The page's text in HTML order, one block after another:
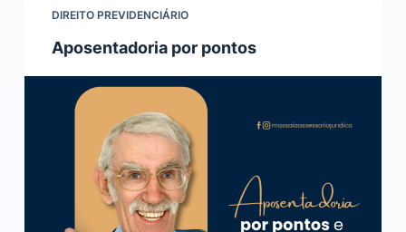
DIREITO PREVIDENCIÁRIO
Aposentadoria por pontos